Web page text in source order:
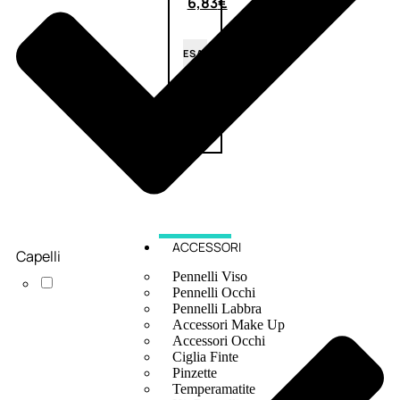
ESAURITO
ACCESSORI
Pennelli Viso
Pennelli Occhi
Pennelli Labbra
Accessori Make Up
Accessori Occhi
Ciglia Finte
Pinzette
Temperamatite
Capelli